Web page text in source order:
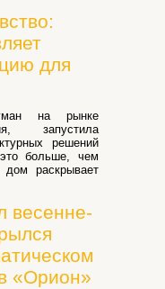
для
на рынке
запустила
решений
больше, чем
раскрывает
весенне-
«Орион»